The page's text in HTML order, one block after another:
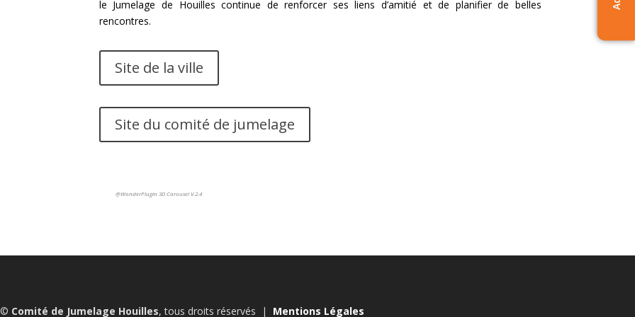
le Jumelage de Houilles continue de renforcer ses liens d’amitié et de planifier de belles
rencontres.
Site de la ville
Site du comité de jumelage
@WonderPlugin 3D Carousel V.2.4
Comité de Jumelage Houilles, tous droits réservés | Mentions Légales